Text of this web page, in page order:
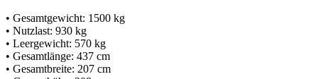
• Gesamtgewicht: 1500 kg
• Nutzlast: 930 kg
• Leergewicht: 570 kg
• Gesamtlänge: 437 cm
• Gesamtbreite: 207 cm